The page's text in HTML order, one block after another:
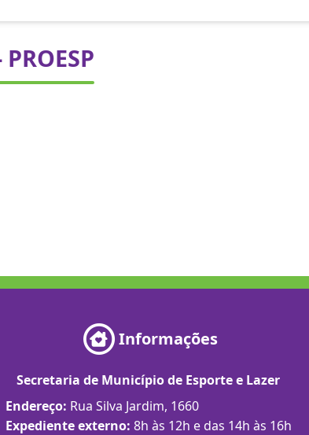
Informações
Secretaria de Município de Esporte e Lazer
Endereço: Rua Silva Jardim, 1660
Expediente externo: 8h às 12h e das 14h às 16h